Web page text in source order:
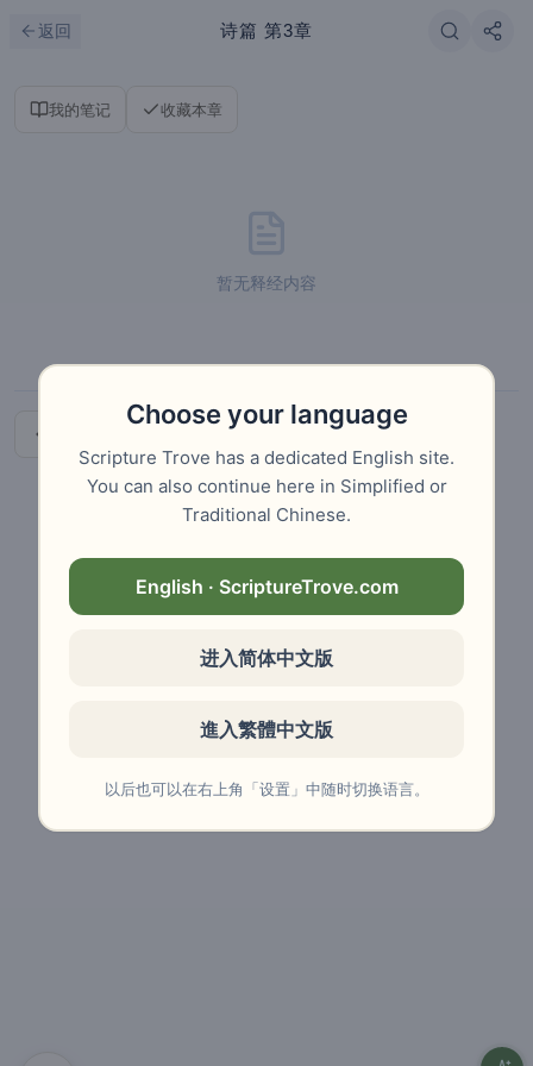
返回 诗篇 第3章
我的笔记 收藏本章
暂无释经内容
Choose your language
Scripture Trove has a dedicated English site.
You can also continue here in Simplified or
Traditional Chinese.
English · ScriptureTrove.com
进入简体中文版
進入繁體中文版
以后也可以在右上角「设置」中随时切换语言。